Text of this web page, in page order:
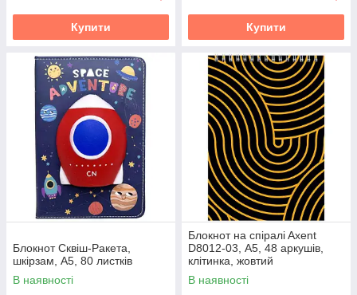
Купити Купити
Блокнот Сквіш-Ракета,
шкірзам, А5, 80 листків
В наявності
Блокнот на спiралi Axent
D8012-03, А5, 48 аркушів,
клітинка, жовтий
В наявності